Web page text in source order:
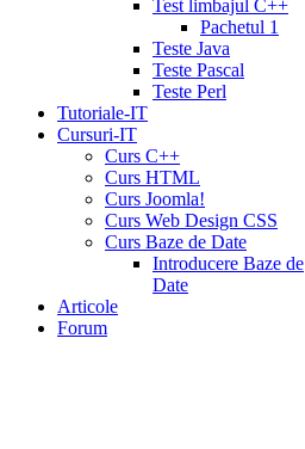
Test limbajul C++
Pachetul 1
Teste Java
Teste Pascal
Teste Perl
Tutoriale-IT
Cursuri-IT
Curs C++
Curs HTML
Curs Joomla!
Curs Web Design CSS
Curs Baze de Date
Introducere Baze de
Date
Articole
Forum